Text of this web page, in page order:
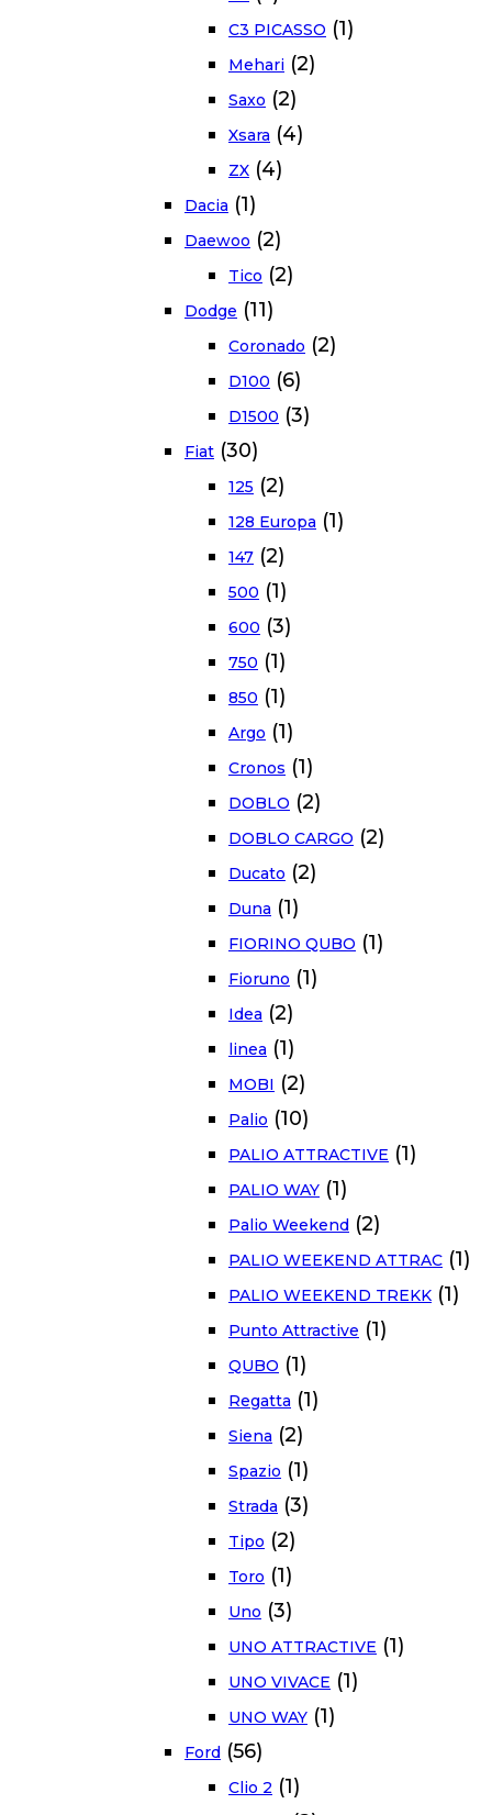
C3 PICASSO (1)
Mehari (2)
Saxo (2)
Xsara (4)
ZX (4)
Dacia (1)
Daewoo (2)
Tico (2)
Dodge (11)
Coronado (2)
D100 (6)
D1500 (3)
Fiat (30)
125 (2)
128 Europa (1)
147 (2)
500 (1)
600 (3)
750 (1)
850 (1)
Argo (1)
Cronos (1)
DOBLO (2)
DOBLO CARGO (2)
Ducato (2)
Duna (1)
FIORINO QUBO (1)
Fioruno (1)
Idea (2)
linea (1)
MOBI (2)
Palio (10)
PALIO ATTRACTIVE (1)
PALIO WAY (1)
Palio Weekend (2)
PALIO WEEKEND ATTRAC (1)
PALIO WEEKEND TREKK (1)
Punto Attractive (1)
QUBO (1)
Regatta (1)
Siena (2)
Spazio (1)
Strada (3)
Tipo (2)
Toro (1)
Uno (3)
UNO ATTRACTIVE (1)
UNO VIVACE (1)
UNO WAY (1)
Ford (56)
Clio 2 (1)